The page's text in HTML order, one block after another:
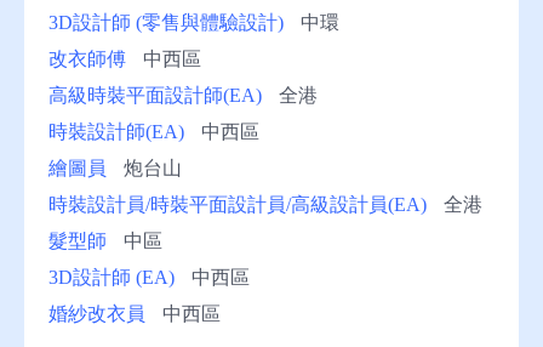
3D設計師 (零售與體驗設計)
中環
改衣師傅
中西區
高級時裝平面設計師(EA)
全港
時裝設計師(EA)
中西區
繪圖員
炮台山
時裝設計員/時裝平面設計員/高級設計員(EA)
全港
髮型師
中區
3D設計師 (EA)
中西區
婚紗改衣員
中西區